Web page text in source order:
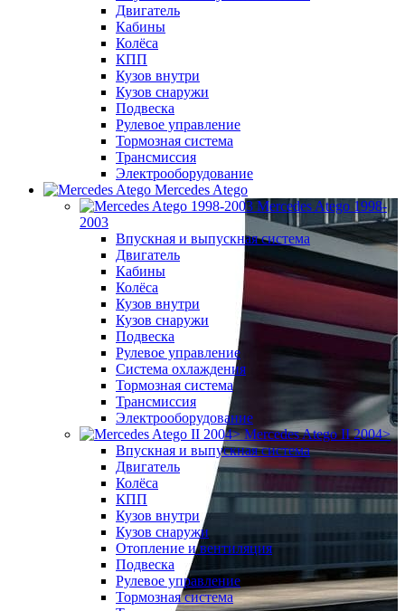
Двигатель
Кабины
Колёса
КПП
Кузов внутри
Кузов снаружи
Подвеска
Рулевое управление
Тормозная система
Трансмиссия
Электрооборудование
Mercedes Atego
Mercedes Atego 1998-
2003
Впускная и выпускная система
Двигатель
Кабины
Колёса
Кузов внутри
Кузов снаружи
Подвеска
Рулевое управление
Система охлаждения
Тормозная система
Трансмиссия
Электрооборудование
Mercedes Atego II 2004>
Впускная и выпускная система
Двигатель
Колёса
КПП
Кузов внутри
Кузов снаружи
Отопление и вентиляция
Подвеска
Рулевое управление
Тормозная система